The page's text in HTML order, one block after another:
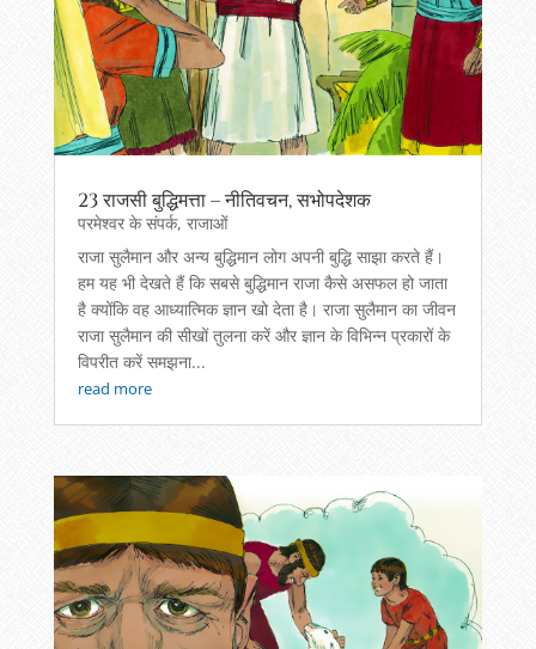
23 राजसी बुद्धिमत्ता – नीतिवचन, सभोपदेशक
परमेश्वर के संपर्क, राजाओं
राजा सुलैमान और अन्य बुद्धिमान लोग अपनी बुद्धि साझा करते हैं।
हम यह भी देखते हैं कि सबसे बुद्धिमान राजा कैसे असफल हो जाता
है क्योंकि वह आध्यात्मिक ज्ञान खो देता है। राजा सुलैमान का जीवन
राजा सुलैमान की सीखों तुलना करें और ज्ञान के विभिन्न प्रकारों के
विपरीत करें समझना...
read more